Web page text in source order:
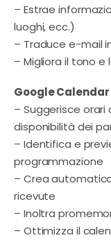
– Estrae
luoghi, ecc.)
– Traduce e-mail
– Migliora il tono
Google Calendar
– Suggerisce orari
disponibilità dei
– Identifica e
programmazione
– Crea
ricevute
– Inoltra
– Ottimizza il